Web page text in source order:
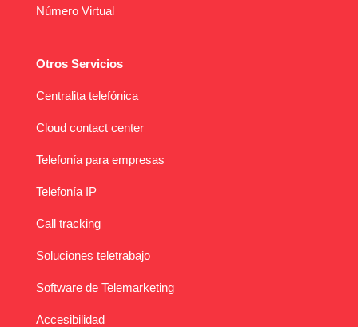
Número Virtual
Otros Servicios
Centralita telefónica
Cloud contact center
Telefonía para empresas
Telefonía IP
Call tracking
Soluciones teletrabajo
Software de Telemarketing
Accesibilidad